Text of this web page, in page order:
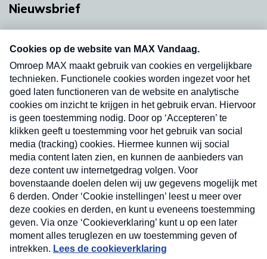
Nieuwsbrief
nieuwsbrief. Elke vrijdag- en dinsdagochtend in
uw mailbox.
Verzend
Nieuwsbrief
Neem hier een gratis abonnement op onze
nieuwsbrief. Elke vrijdag- en dinsdagochtend in uw